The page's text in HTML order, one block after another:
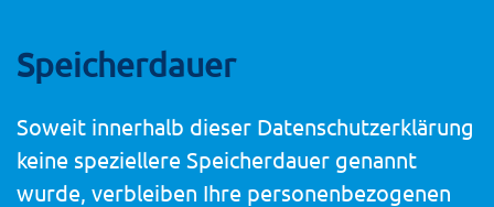
Speicherdauer
Soweit innerhalb dieser Datenschutzerklärung
keine speziellere Speicherdauer genannt
wurde, verbleiben Ihre personenbezogenen